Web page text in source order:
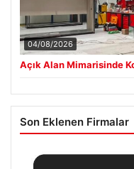
04/08/2026
Açık Alan Mimarisinde
Son Eklenen Firmalar